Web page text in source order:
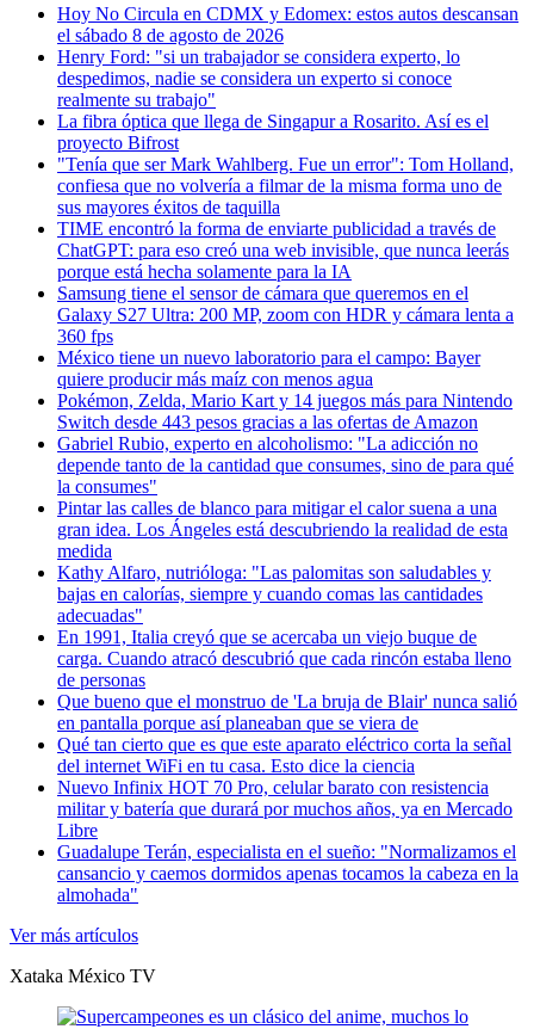
Hoy No Circula en CDMX y Edomex: estos autos descansan
el sábado 8 de agosto de 2026
Henry Ford: "si un trabajador se considera experto, lo
despedimos, nadie se considera un experto si conoce
realmente su trabajo"
La fibra óptica que llega de Singapur a Rosarito. Así es el
proyecto Bifrost
"Tenía que ser Mark Wahlberg. Fue un error": Tom Holland,
confiesa que no volvería a filmar de la misma forma uno de
sus mayores éxitos de taquilla
TIME encontró la forma de enviarte publicidad a través de
ChatGPT: para eso creó una web invisible, que nunca leerás
porque está hecha solamente para la IA
Samsung tiene el sensor de cámara que queremos en el
Galaxy S27 Ultra: 200 MP, zoom con HDR y cámara lenta a
360 fps
México tiene un nuevo laboratorio para el campo: Bayer
quiere producir más maíz con menos agua
Pokémon, Zelda, Mario Kart y 14 juegos más para Nintendo
Switch desde 443 pesos gracias a las ofertas de Amazon
Gabriel Rubio, experto en alcoholismo: "La adicción no
depende tanto de la cantidad que consumes, sino de para qué
la consumes"
Pintar las calles de blanco para mitigar el calor suena a una
gran idea. Los Ángeles está descubriendo la realidad de esta
medida
Kathy Alfaro, nutrióloga: "Las palomitas son saludables y
bajas en calorías, siempre y cuando comas las cantidades
adecuadas"
En 1991, Italia creyó que se acercaba un viejo buque de
carga. Cuando atracó descubrió que cada rincón estaba lleno
de personas
Que bueno que el monstruo de 'La bruja de Blair' nunca salió
en pantalla porque así planeaban que se viera de
Qué tan cierto que es que este aparato eléctrico corta la señal
del internet WiFi en tu casa. Esto dice la ciencia
Nuevo Infinix HOT 70 Pro, celular barato con resistencia
militar y batería que durará por muchos años, ya en Mercado
Libre
Guadalupe Terán, especialista en el sueño: "Normalizamos el
cansancio y caemos dormidos apenas tocamos la cabeza en la
almohada"
Ver más artículos
Xataka México TV